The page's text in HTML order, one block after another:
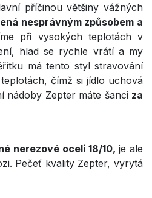
příčinou většiny vážných
nesprávným způsobem a
při vysokých teplotách v
hlad se rychle vrátí a my
má tento styl stravování
čímž si jídlo uchová
nádoby Zepter máte šanci za
nerezové oceli 18/10,je ale
Pečeť kvality Zepter, vyrytá